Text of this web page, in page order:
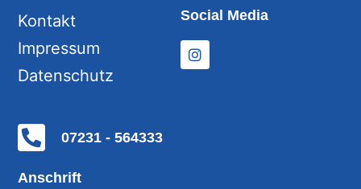
Anschrift
07231 - 564333
Social Media
Kontakt
Impressum
Datenschutz